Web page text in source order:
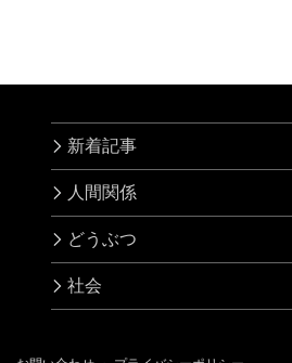
新着記事
人間関係
どうぶつ
社会